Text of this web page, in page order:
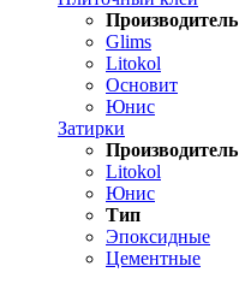
Производитель
Glims
Litokol
Основит
Юнис
Затирки
Производитель
Litokol
Юнис
Тип
Эпоксидные
Цементные